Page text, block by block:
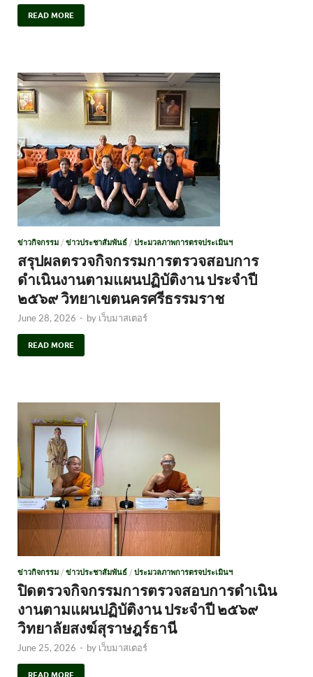
READ MORE
ข่าวกิจกรรม / ข่าวประชาสัมพันธ์ / ประมวลภาพการตรจประเมินฯ
สรุปผลตรวจกิจกรรมการตรวจสอบการ
ดำเนินงานตามแผนปฏิบัติงาน ประจำปี
๒๕๖๙ วิทยาเขตนครศรีธรรมราช
June 28, 2026 - by เว็บมาสเตอร์
READ MORE
ข่าวกิจกรรม / ข่าวประชาสัมพันธ์ / ประมวลภาพการตรจประเมินฯ
ปิดตรวจกิจกรรมการตรวจสอบการดำเนิน
งานตามแผนปฏิบัติงาน ประจำปี ๒๕๖๙
วิทยาลัยสงฆ์สุราษฎร์ธานี
June 25, 2026 - by เว็บมาสเตอร์
READ MORE